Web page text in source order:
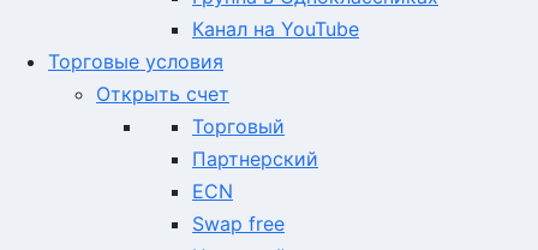
Канал на YouTube
Торговые условия
Открыть счет
Торговый
Партнерский
ECN
Swap free